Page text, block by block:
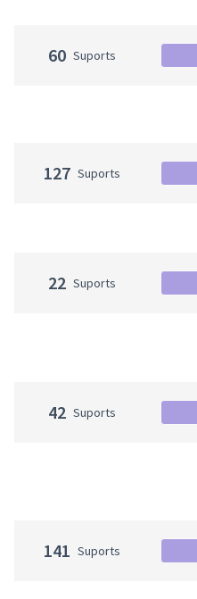
60 Suports
127 Suports
22 Suports
42 Suports
141 Suports